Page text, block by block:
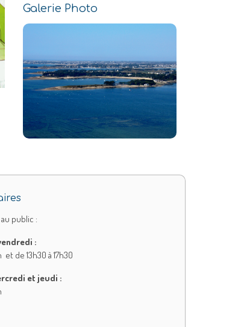
Galerie Photo
public :
:
et de 13h30 à 17h30
et jeudi :